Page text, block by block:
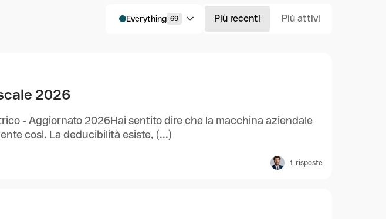
Everything 69 Più recenti Più attivi
2026
- Aggiornato 2026Hai sentito dire che la macchina aziendale
così. La deducibilità esiste, (...)
1 risposte